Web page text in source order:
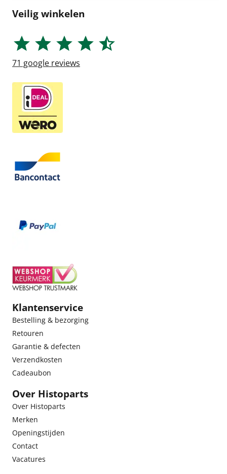
Veilig winkelen
71 google reviews
Klantenservice
Bestelling & bezorging
Retouren
Garantie & defecten
Verzendkosten
Cadeaubon
Over Histoparts
Over Histoparts
Merken
Openingstijden
Contact
Vacatures